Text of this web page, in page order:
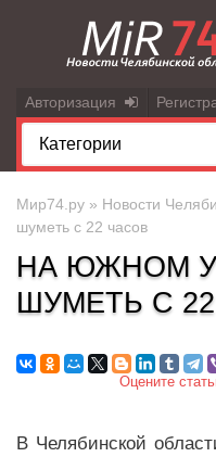
Авторизация
Мир74.ру » Новости
шуметь с 22 часов
НА ЮЖНОМ
ШУМЕТЬ С
Оцените
В Челябинской